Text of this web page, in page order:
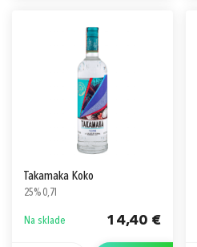
Takamaka Koko
25% 0,7l
Na sklade 14,40 €